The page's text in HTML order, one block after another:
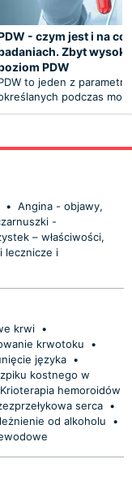
- czym jest i na co
Zbyt
PDW
to jeden z
podczas morf
• Angina - objawy,
-
– właściwości,
lecznicze i
krwi •
krwotoku
•
języka •
kostnego w
Krioterapia hemoroidów
serca •
od alkoholu
•